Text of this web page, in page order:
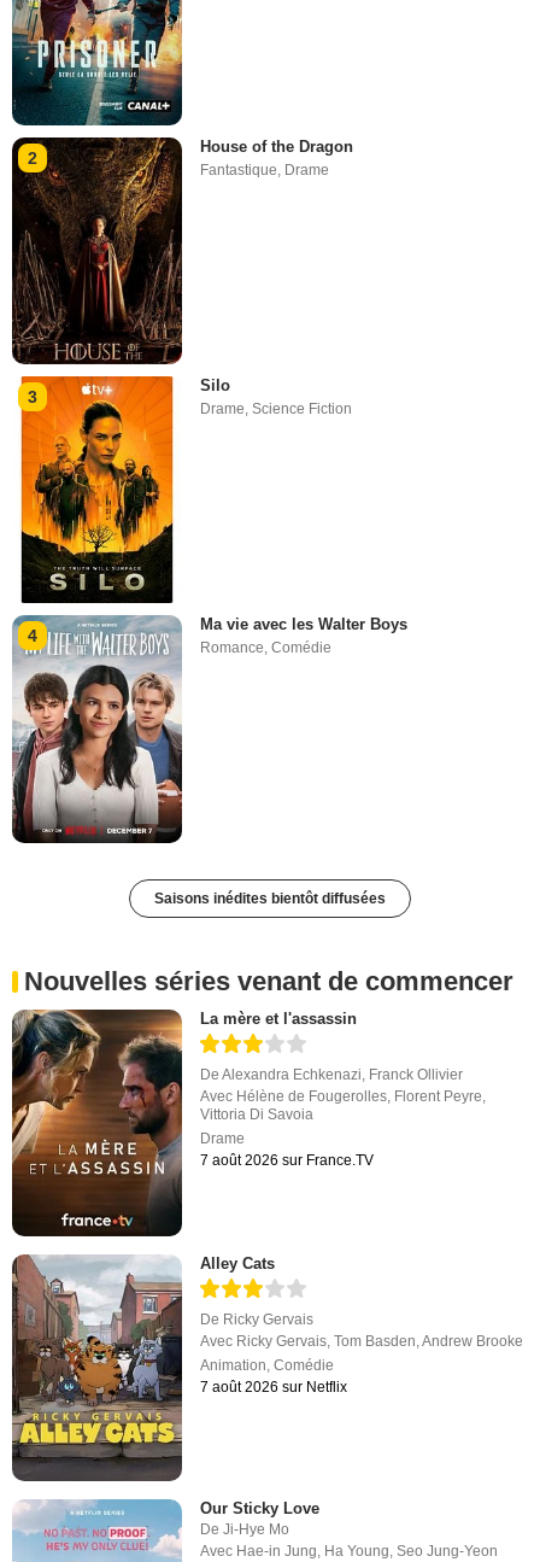
2
House of the Dragon
Fantastique Drame
3
Silo
Drame,Science Fiction
4
Ma vie avec les Walter Boys
Romance,Comédie
Saisons inédites bientôt diffusées
Nouvelles séries venant de commencer
La mère et l'assassin
DeAlexandra Echkenazi Franck Ollivier
Avec Hélène de Fougerolles Florent Peyre
Vittoria Di Savoia
Drame
7 août 2026 sur France.TV
Alley Cats
De Ricky Gervais
Avec Ricky Gervais,Tom Basden,Andrew Brooke
Animation,Comédie
7 août 2026 sur Netflix
Our Sticky Love
DeJi-Hye Mo
Avec Hae-in Jung, Ha Young,Seo Jung-Yeon